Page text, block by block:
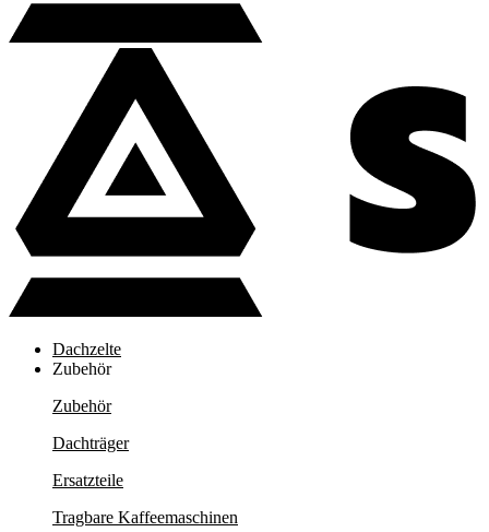
Dachzelte
Zubehör
Zubehör
Dachträger
Ersatzteile
Tragbare Kaffeemaschinen